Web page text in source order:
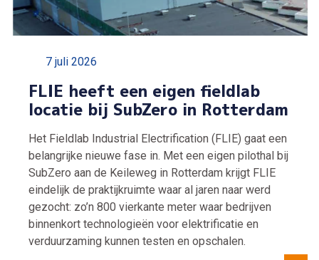
7 juli 2026
FLIE heeft een eigen fieldlab
locatie bij SubZero in Rotterdam
Het Fieldlab Industrial Electrification (FLIE) gaat een
belangrijke nieuwe fase in. Met een eigen pilothal bij
SubZero aan de Keileweg in Rotterdam krijgt FLIE
eindelijk de praktijkruimte waar al jaren naar werd
gezocht: zo’n 800 vierkante meter waar bedrijven
binnenkort technologieën voor elektrificatie en
verduurzaming kunnen testen en opschalen.